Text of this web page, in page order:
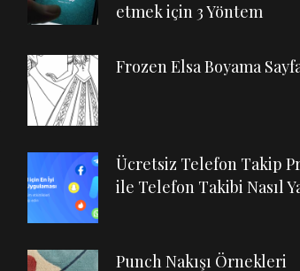
etmek için 3 Yöntem
Frozen Elsa Boyama
Ücretsiz Telefon Takip
ile Telefon Takibi Nasıl
Punch Nakışı Örnekleri